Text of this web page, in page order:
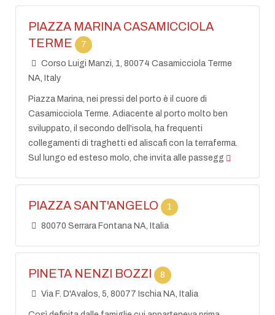
PIAZZA MARINA CASAMICCIOLA
TERME
7
Corso Luigi Manzi, 1, 80074 Casamicciola Terme
NA, Italy
Piazza Marina, nei pressi del porto è il cuore di
Casamicciola Terme. Adiacente al porto molto ben
sviluppato, il secondo dell'isola, ha frequenti
collegamenti di traghetti ed aliscafi con la terraferma.
Sul lungo ed esteso molo, che invita alle passegg
PIAZZA SANT'ANGELO 1
80070 Serrara Fontana NA, Italia
PINETA NENZI BOZZI 8
Via F. D'Avalos, 5, 80077 Ischia NA, Italia